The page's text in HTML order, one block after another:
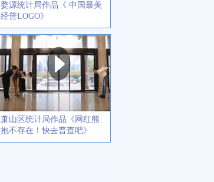
婺源统计局作品《 中国最美
经普LOGO》
萧山区统计局作品《网红熊
抱不存在！快去普查吧》